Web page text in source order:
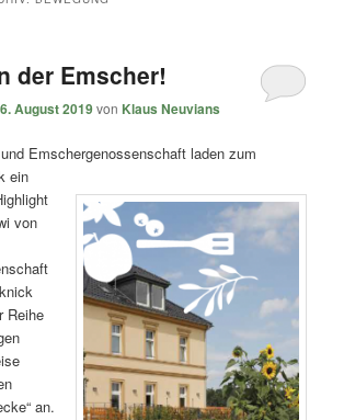
der Emscher!
August 2019von Klaus Neuvians
Emschergenossenschaft laden zum
ein
von
Reihe
an.